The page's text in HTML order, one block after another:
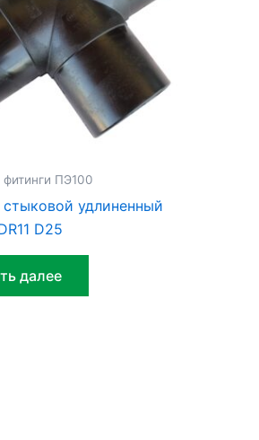
ПЭ100
удлиненный
D25
далее